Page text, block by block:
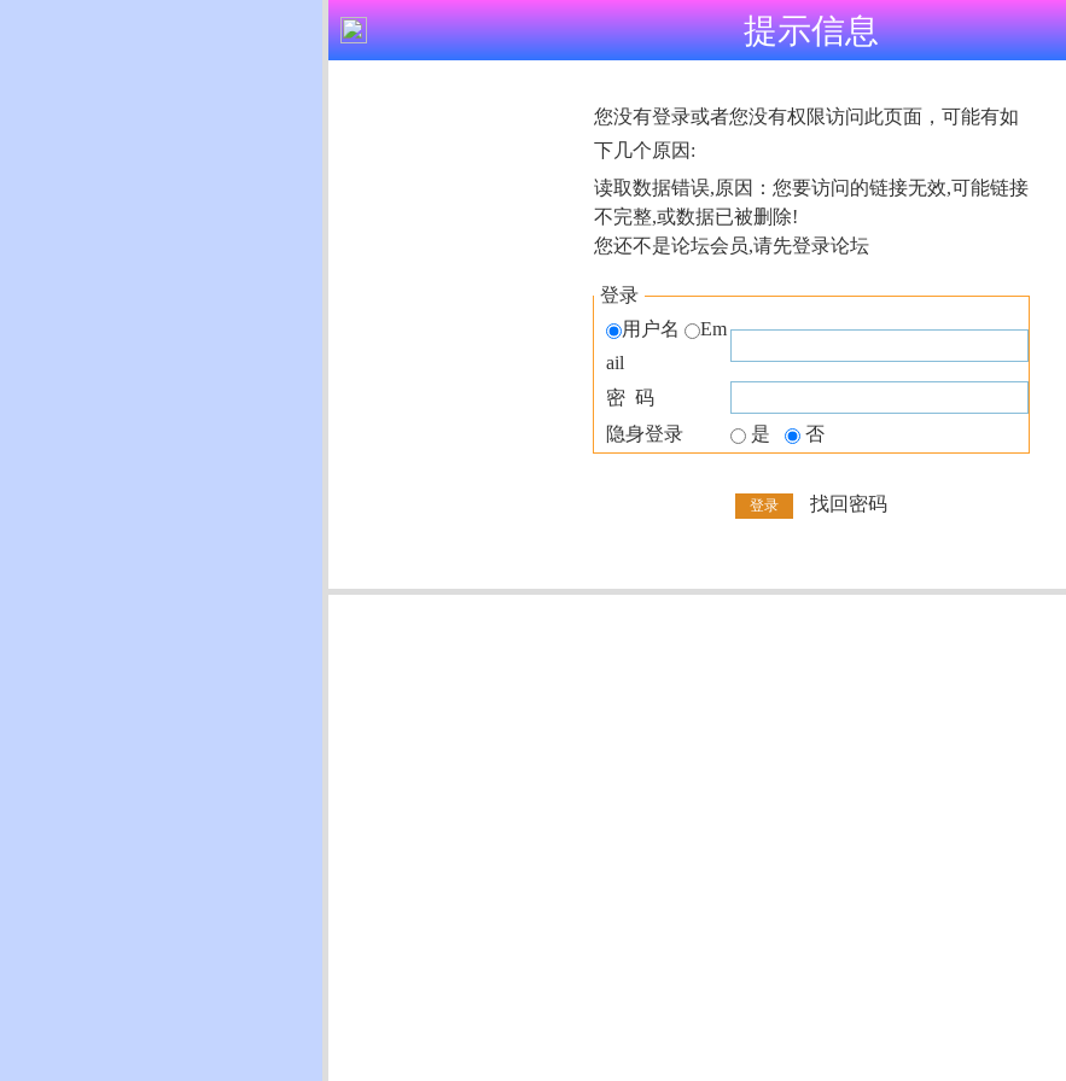
提示信息
您没有登录或者您没有权限访问此页面，可能有如
下几个原因:
读取数据错误,原因：您要访问的链接无效,可能链接
不完整,或数据已被删除!
您还不是论坛会员,请先登录论坛
登录
用户名
Em
ail
密 码
隐身登录
是 否
找回密码